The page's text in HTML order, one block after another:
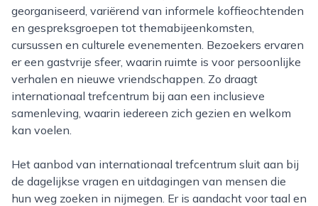
georganiseerd, variërend van informele koffieochtenden
en gespreksgroepen tot themabijeenkomsten,
cursussen en culturele evenementen. Bezoekers ervaren
er een gastvrije sfeer, waarin ruimte is voor persoonlijke
verhalen en nieuwe vriendschappen. Zo draagt
internationaal trefcentrum bij aan een inclusieve
samenleving, waarin iedereen zich gezien en welkom
kan voelen.
Het aanbod van internationaal trefcentrum sluit aan bij
de dagelijkse vragen en uitdagingen van mensen die
hun weg zoeken in nijmegen. Er is aandacht voor taal en